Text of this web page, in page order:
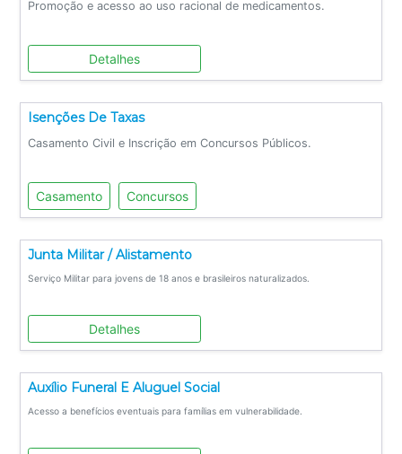
Promoção e acesso ao uso racional de medicamentos.
Detalhes
Isenções De Taxas
Casamento Civil e Inscrição em Concursos Públicos.
Casamento Concursos
Junta Militar / Alistamento
Serviço Militar para jovens de 18 anos e brasileiros naturalizados.
Detalhes
Auxílio Funeral E Aluguel Social
Acesso a benefícios eventuais para famílias em vulnerabilidade.